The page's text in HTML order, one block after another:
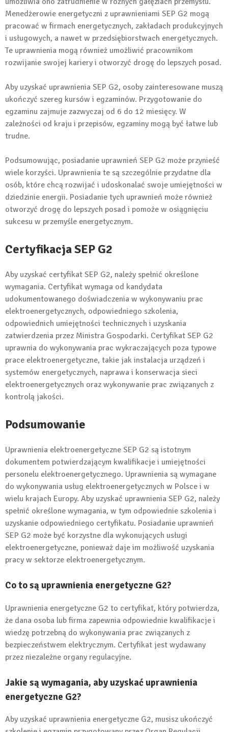
Menedżerowie energetyczni z uprawnieniami SEP G2 mogą
pracować w firmach energetycznych, zakładach produkcyjnych
i usługowych, a nawet w przedsiębiorstwach energetycznych.
Te uprawnienia mogą również umożliwić pracownikom
rozwijanie swojej kariery i otworzyć drogę do lepszych posad.
Aby uzyskać uprawnienia SEP G2, osoby zainteresowane muszą
ukończyć szereg kursów i egzaminów. Przygotowanie do
egzaminu zajmuje zazwyczaj od 6 do 12 miesięcy. W
zależności od kraju i przepisów, egzaminy mogą być łatwe lub
trudne.
Podsumowując, posiadanie uprawnień SEP G2 może przynieść
wiele korzyści. Uprawnienia te są szczególnie przydatne dla
osób, które chcą rozwijać i udoskonalać swoje umiejętności w
dziedzinie energii. Posiadanie tych uprawnień może również
otworzyć drogę do lepszych posad i pomoże w osiągnięciu
sukcesu w przemyśle energetycznym.
Certyfikacja SEP G2
Aby uzyskać certyfikat SEP G2, należy spełnić określone
wymagania. Certyfikat wymaga od kandydata
udokumentowanego doświadczenia w wykonywaniu prac
elektroenergetycznych, odpowiedniego szkolenia,
odpowiednich umiejętności technicznych i uzyskania
zatwierdzenia przez Ministra Gospodarki. Certyfikat SEP G2
uprawnia do wykonywania prac wykraczających poza typowe
prace elektroenergetyczne, takie jak instalacja urządzeń i
systemów energetycznych, naprawa i konserwacja sieci
elektroenergetycznych oraz wykonywanie prac związanych z
kontrolą jakości.
Podsumowanie
Uprawnienia elektroenergetyczne SEP G2 są istotnym
dokumentem potwierdzającym kwalifikacje i umiejętności
personelu elektroenergetycznego. Uprawnienia są wymagane
do wykonywania usług elektroenergetycznych w Polsce i w
wielu krajach Europy. Aby uzyskać uprawnienia SEP G2, należy
spełnić określone wymagania, w tym odpowiednie szkolenia i
uzyskanie odpowiedniego certyfikatu. Posiadanie uprawnień
SEP G2 może być korzystne dla wykonujących usługi
elektroenergetyczne, ponieważ daje im możliwość uzyskania
pracy w sektorze elektroenergetycznym.
Co to są uprawnienia energetyczne G2?
Uprawnienia energetyczne G2 to certyfikat, który potwierdza,
że dana osoba lub firma zapewnia odpowiednie kwalifikacje i
wiedzę potrzebną do wykonywania prac związanych z
bezpieczeństwem elektrycznym. Certyfikat jest wydawany
przez niezależne organy regulacyjne.
Jakie są wymagania, aby uzyskać uprawnienia
energetyczne G2?
Aby uzyskać uprawnienia energetyczne G2, musisz ukończyć